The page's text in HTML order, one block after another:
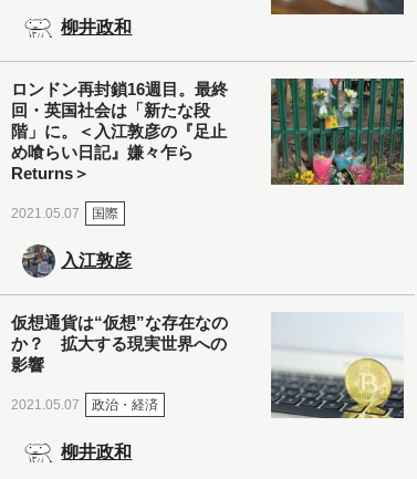
柳井政和
ロンドン再封鎖16週目。最終
回・英国社会は「新たな段
階」に。＜入江敦彦の『足止
め喰らい日記』嫌々乍ら
Returns＞
2021.05.07 国際
入江敦彦
仮想通貨は“仮想”な存在なの
か？ 拡大する現実世界への
影響
2021.05.07 政治・経済
柳井政和